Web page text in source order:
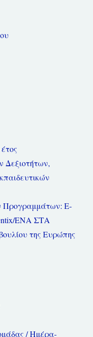
Δεξιοτήτων,
Προγραμμάτων: E-
ΕΝΑ ΣΤΑ
της Ευρώπης
/ Ημέρα-